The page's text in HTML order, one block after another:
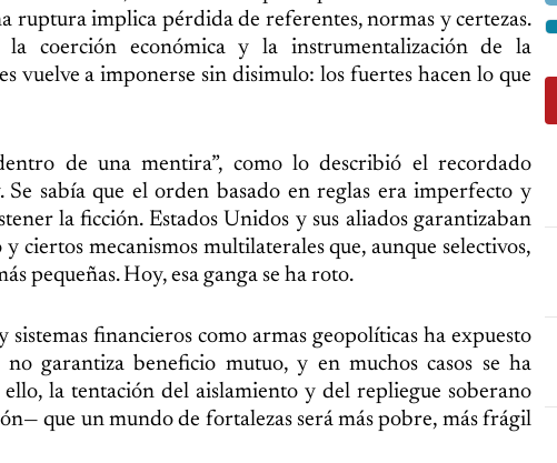
ruptura implica pérdida de referentes, normas y certezas.
coerción económica y la instrumentalización de la
vuelve a imponerse sin disimulo: los fuertes hacen lo que
de una mentira”, como lo describió el recordado
sabía que el orden basado en reglas era imperfecto y
la ficción. Estados Unidos y sus aliados garantizaban
mecanismos multilaterales que, aunque selectivos,
pequeñas. Hoy, esa ganga se ha roto.
sistemas financieros como armas geopolíticas ha expuesto
garantiza beneficio mutuo, y en muchos casos se ha
la tentación del aislamiento y del repliegue soberano
que un mundo de fortalezas será más pobre, más frágil